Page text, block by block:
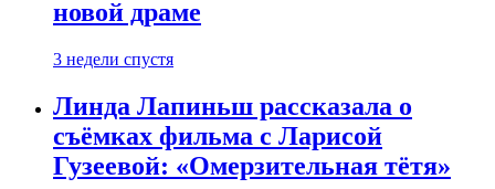
новой драме
3 недели спустя
Линда Лапиньш рассказала о
съёмках фильма с Ларисой
Гузеевой: «Омерзительная тётя»